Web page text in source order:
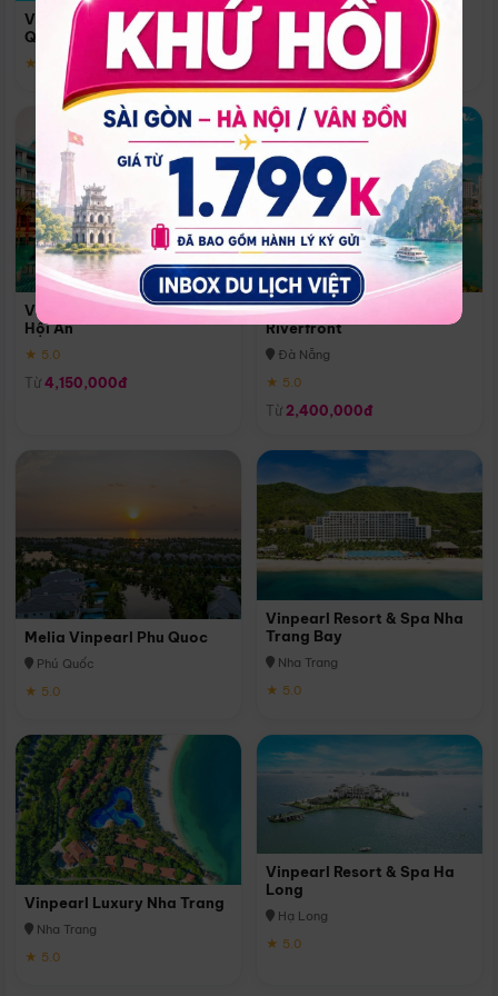
Vinpearl Resort & Spa Phu
Quoc
★ 5.0
Quoc
Phú Quốc
★ 5.0
Vinpearl Resort & Golf Nam
Hội An
★ 5.0
Từ 4,150,000đ
Melia Vinpearl Danang
Riverfront
Đà Nẵng
★ 5.0
Từ 2,400,000đ
Melia Vinpearl Phu Quoc
Phú Quốc
★ 5.0
Vinpearl Resort & Spa Nha
Trang Bay
Nha Trang
★ 5.0
Vinpearl Luxury Nha Trang
Nha Trang
★ 5.0
Vinpearl Resort & Spa Ha
Long
Hạ Long
★ 5.0